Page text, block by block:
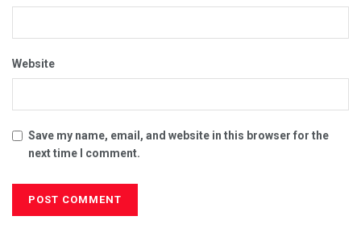
Website
Save my name, email, and website in this browser for the
next time I comment.